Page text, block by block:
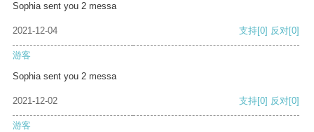
Sophia sent you 2 messa
2021-12-04 支持[0] 反对[0]
游客
Sophia sent you 2 messa
2021-12-02 支持[0] 反对[0]
游客